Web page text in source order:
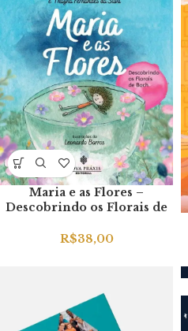
Maria e as Flores –
Descobrindo os Florais de
R$38,00